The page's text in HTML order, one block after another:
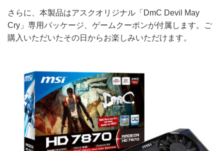
さらに、本製品はアスクオリジナル「DmC Devil May
Cry」専用パッケージ、ゲームクーポンが付属します。ご
購入いただいたその日からお楽しみいただけます。